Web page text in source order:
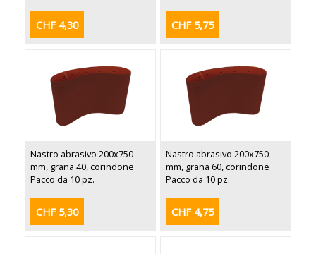
CHF 4,30 CHF 5,75
Nastro abrasivo 200x750
mm, grana 40, corindone
Pacco da 10 pz.
CHF 5,30
Nastro abrasivo 200x750
mm, grana 60, corindone
Pacco da 10 pz.
CHF 4,75